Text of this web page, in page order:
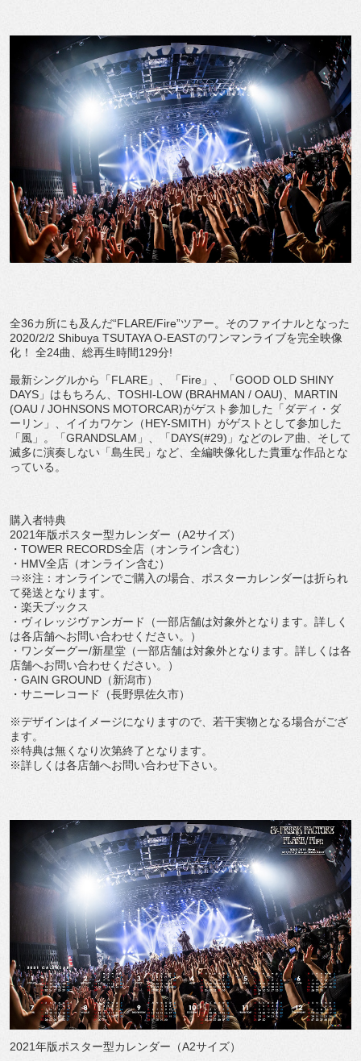
全36カ所にも及んだ“FLARE/Fire”ツアー。そのファイナルとなった
2020/2/2 Shibuya TSUTAYA O-EASTのワンマンライブを完全映像
化！ 全24曲、総再生時間129分!
最新シングルから「FLARE」、「Fire」、「GOOD OLD SHINY
DAYS」はもちろん、TOSHI-LOW (BRAHMAN / OAU)、MARTIN
(OAU / JOHNSONS MOTORCAR)がゲスト参加した「ダディ・ダ
ーリン」、イイカワケン（HEY-SMITH）がゲストとして参加した
「風」。「GRANDSLAM」、「DAYS(#29)」などのレア曲、そして
滅多に演奏しない「島生民」など、全編映像化した貴重な作品とな
っている。
購入者特典
2021年版ポスター型カレンダー（A2サイズ）
・TOWER RECORDS全店（オンライン含む）
・HMV全店（オンライン含む）
⇒※注：オンラインでご購入の場合、ポスターカレンダーは折られ
て発送となります。
・楽天ブックス
・ヴィレッジヴァンガード（一部店舗は対象外となります。詳しく
は各店舗へお問い合わせください。）
・ワンダーグー/新星堂（一部店舗は対象外となります。詳しくは各
店舗へお問い合わせください。）
・GAIN GROUND（新潟市）
・サニーレコード（長野県佐久市）
※デザインはイメージになりますので、若干実物となる場合がござ
ます。
※特典は無くなり次第終了となります。
※詳しくは各店舗へお問い合わせ下さい。
2021年版ポスター型カレンダー（A2サイズ）